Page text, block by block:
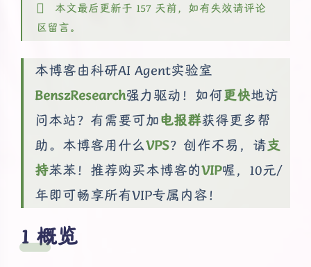
本文最后更新于 157 天前，如有失效请评论
区留言。
本博客由科研AI Agent实验室
BenszResearch强力驱动！如何更快地访
问本站？有需要可加电报群获得更多帮
助。本博客用什么VPS？创作不易，请支
持苯苯！推荐购买本博客的VIP喔，10元/
年即可畅享所有VIP专属内容！
概览